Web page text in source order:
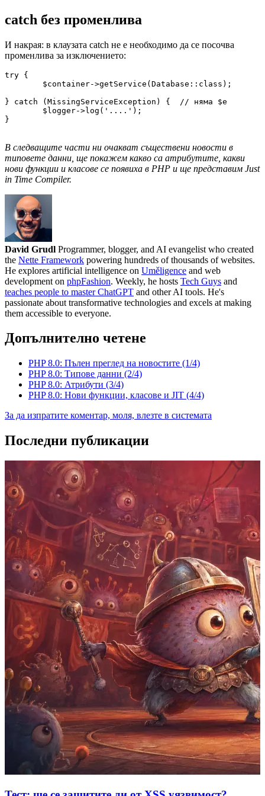
catch без променлива
И накрая: в клаузата catch не е необходимо да се посочва
променлива за изключението:
try {
} catch (MissingServiceException) {  // няма $e
}
В следващите части ни очакват съществени новости в
типовете данни, ще покажем какво са атрибутите, какви
нови функции и класове се появиха в PHP и ще представим Just
in Time Compiler.
David Grudl Programmer, blogger, and AI evangelist who created
the Nette Framework powering hundreds of thousands of websites.
He explores artificial intelligence on Uměligence and web
development on phpFashion. Weekly, he hosts Tech Guys and
teaches people to master ChatGPT and other AI tools. He's
passionate about transformative technologies and excels at making
them accessible to everyone.
Допълнително четене
PHP 8.0: Пълен преглед на новостите (1/4)
PHP 8.0: Типове данни (2/4)
PHP 8.0: Атрибути (3/4)
PHP 8.0: Нови функции, класове и JIT (4/4)
За да изпратите коментар, моля, влезте в системата
Последни публикации